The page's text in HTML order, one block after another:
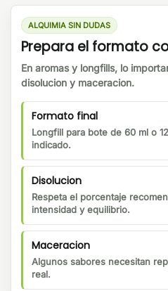
ALQUIMIA SIN DUDAS
Prepara el formato
En aromas y longfills, lo
disolucion y maceracion.
Formato final
Longfill para bote de 60 ml o
indicado.
Disolucion
Respeta el porcentaje
intensidad y equilibrio.
Maceracion
Algunos sabores necesitan
real.